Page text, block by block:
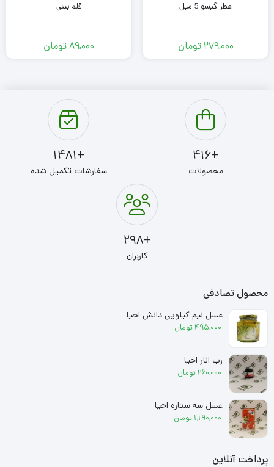
عطر گیسو 5 میل
279,000 تومان
قلم بینی
89,000تومان
+416
محصولات
+1481
سفارشات تکمیل شده
+298
کاربران
محصول تصادفی
عسل نیم کیلویی دانش احیا
495,000تومان
رب انار احیا
260,000 تومان
عسل سه ستاره احیا
1,190,000 تومان
پرداخت آنلاین